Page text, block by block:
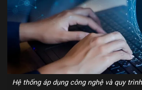
Hệ thống áp dụng công nghệ và quy